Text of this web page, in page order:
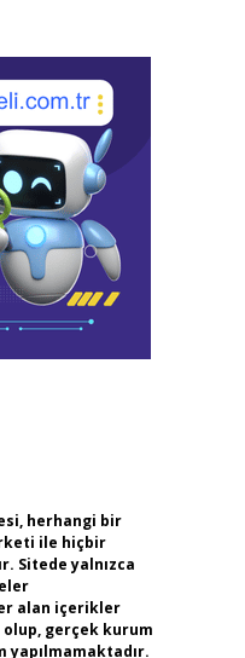
herhangi bir
ile hiçbir
Sitede yalnızca
alan içerikler
gerçek kurum
yapılmamaktadır.